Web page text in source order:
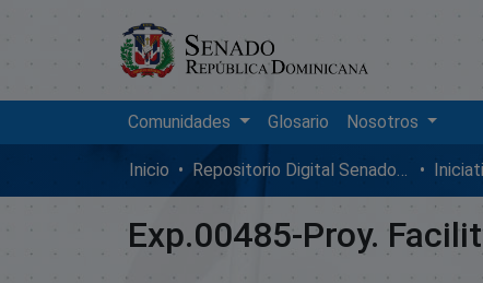
Comunidades Glosario Nosotros
Inicio Repositorio Digital SenadoRD
Exp.00485-Proy.